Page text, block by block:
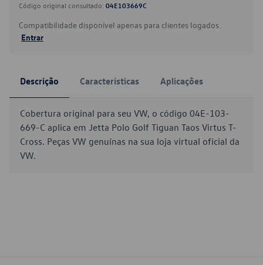
Código original consultado: 04E103669C
Compatibilidade disponível apenas para clientes logados.
Entrar
Descrição Características Aplicações
Cobertura original para seu VW, o código 04E-103-
669-C aplica em Jetta Polo Golf Tiguan Taos Virtus T-
Cross. Peças VW genuínas na sua loja virtual oficial da
VW.